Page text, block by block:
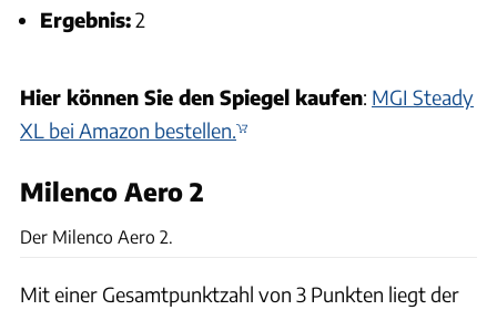
Ergebnis:2
Hier können Sie den Spiegel kaufen: MGI Steady
XL bei Amazon bestellen.
Milenco Aero 2
Der Milenco Aero 2.
Mit einer Gesamtpunktzahl von 3 Punkten liegt der